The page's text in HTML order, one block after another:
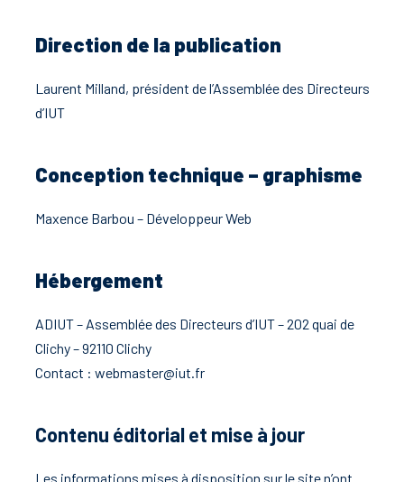
Direction de la publication
Laurent Milland, président de l’Assemblée des Directeurs
d’IUT
Conception technique – graphisme
Maxence Barbou – Développeur Web
Hébergement
ADIUT – Assemblée des Directeurs d’IUT – 202 quai de
Clichy – 92110 Clichy
Contact : webmaster@iut.fr
Contenu éditorial et mise à jour
Les informations mises à disposition sur le site n’ont